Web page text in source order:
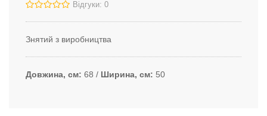
Відгуки: 0
Знятий з виробництва
Довжина, см 68 Ширина, см 50